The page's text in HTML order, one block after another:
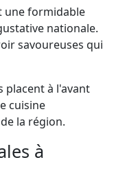
une formidable
nationale.
savoureuses qui
placent à l'avant
cuisine
la région.
à